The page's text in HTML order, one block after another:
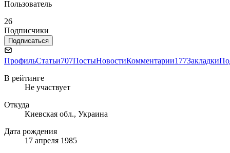
Пользователь
26
Подписчики
Подписаться
ПрофильСтатьи707ПостыНовостиКомментарии177Закладки
В рейтинге
Не участвует
Откуда
Киевская обл., Украина
Дата рождения
17 апреля 1985